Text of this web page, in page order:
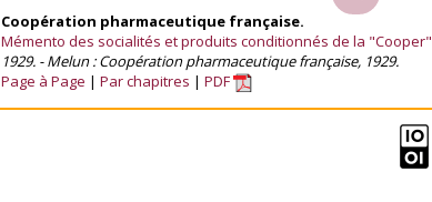
Coopération pharmaceutique française.
Mémento des socialités et produits conditionnés de la "Cooper"
1929. - Melun : Coopération pharmaceutique française, 1929.
Page à Page
Par chapitres PDF